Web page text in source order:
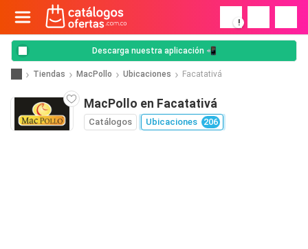
!
Descarga nuestra aplicación 📲
Tiendas MacPollo Ubicaciones Facatativá
MacPollo en Facatativá
Catálogos Ubicaciones 206